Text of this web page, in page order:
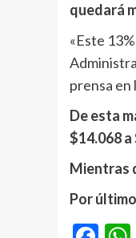
quedará
«Este
prensa en
De esta
$14.068 a
Mientras
Por